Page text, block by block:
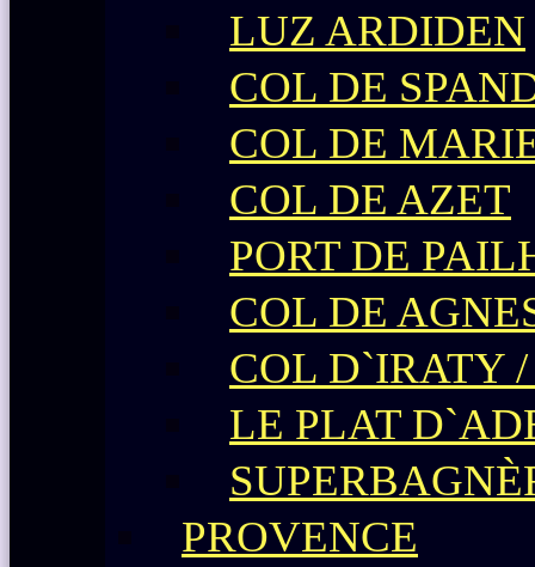
LUZ ARDIDEN
COL DE
COL DE
COL DE AZET
PORT DE
COL DE
COL D`IRATY
LE PLAT
PROVENCE